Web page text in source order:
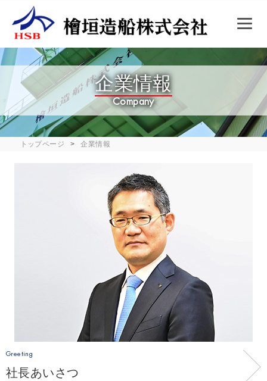
企業情報
Company
トップページ 企業情報
Greeting
社長あいさつ